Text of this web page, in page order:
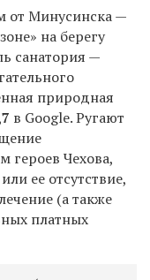
от Минусинска —
на берегу
санатория —
природная
в Google. Ругают
героев Чехова,
ее отсутствие,
(а также
платных